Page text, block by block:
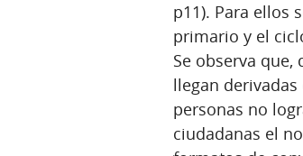
p11). Para ellos
primario y el
Se observa
llegan
personas no
ciudadanas el